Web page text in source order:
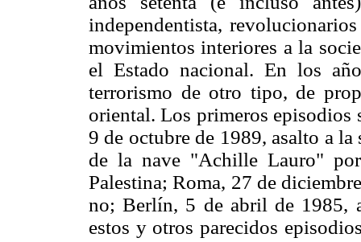
independentista,
movimientos interiores a la
el Estado nacional. En los
terrorismo de otro tipo, de
oriental. Los primeros
9 de octubre de 1989, asalto a
de la nave "Achille Lauro"
Palestina; Roma, 27 de
no; Berlín, 5 de abril de 1985,
estos y otros parecidos